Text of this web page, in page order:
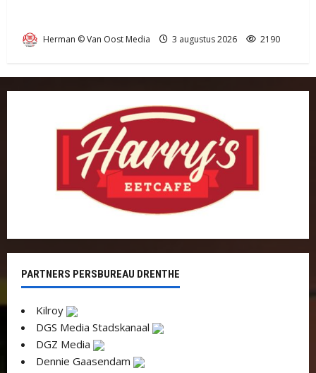
Herman © Van Oost Media 3 augustus 2026 2190
PARTNERS PERSBUREAU DRENTHE
Kilroy
DGS Media Stadskanaal
DGZ Media
Dennie Gaasendam